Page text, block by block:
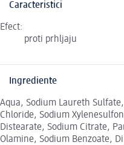
Caracteristici
Efect:
proti prhljaju
Ingrediente
Aqua, Sodium Laureth
Chloride, Sodium
Distearate, Sodium Citrate,
Olamine, Sodium Benzoate,